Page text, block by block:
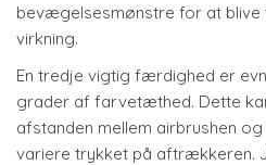
bevægelsesmønstre for at
virkning.
En tredje vigtig færdighed er
grader af farvetæthed. Dette
afstanden mellem airbrushen
variere trykket på aftrækkeren.